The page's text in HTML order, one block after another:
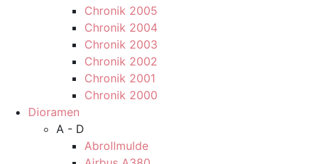
Chronik 2005
Chronik 2004
Chronik 2003
Chronik 2002
Chronik 2001
Chronik 2000
Dioramen
A - D
Abrollmulde